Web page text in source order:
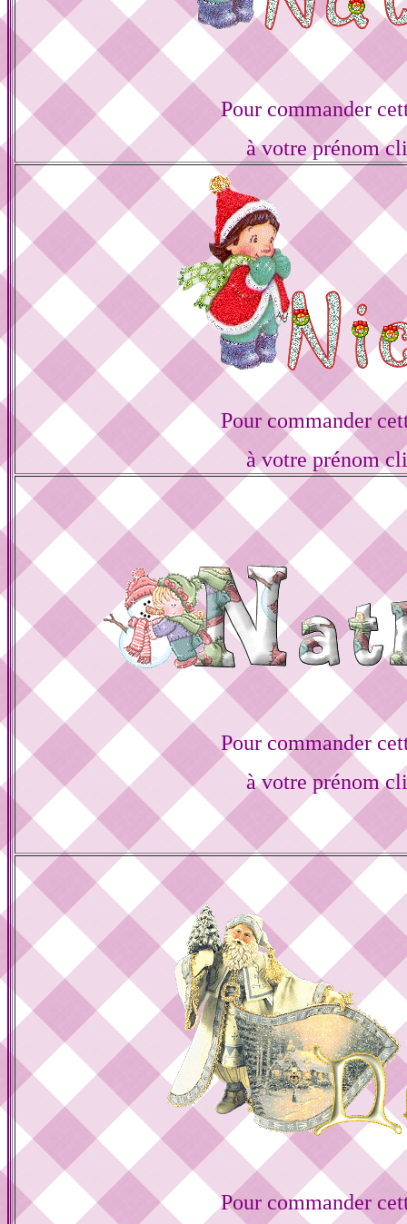
Pour commander
à votre prénom
Pour commander
à votre prénom
Pour commander
à votre prénom
Pour commander